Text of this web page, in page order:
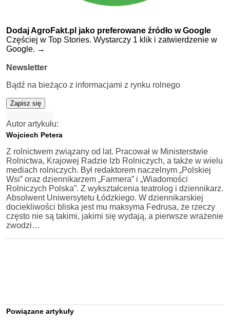
Dodaj AgroFakt.pl jako preferowane źródło w Google
Częściej w Top Stories. Wystarczy 1 klik i zatwierdzenie w
Google. →
Newsletter
Bądź na bieżąco z informacjami z rynku rolnego
Zapisz się
Autor artykułu:
Wojciech Petera
Z rolnictwem związany od lat. Pracował w Ministerstwie
Rolnictwa, Krajowej Radzie Izb Rolniczych, a także w wielu
mediach rolniczych. Był redaktorem naczelnym „Polskiej
Wsi” oraz dziennikarzem „Farmera” i „Wiadomości
Rolniczych Polska”. Z wykształcenia teatrolog i dziennikarz.
Absolwent Uniwersytetu Łódzkiego. W dziennikarskiej
dociekliwości bliska jest mu maksyma Fedrusa, że rzeczy
często nie są takimi, jakimi się wydają, a pierwsze wrażenie
zwodzi…
Powiązane artykuły